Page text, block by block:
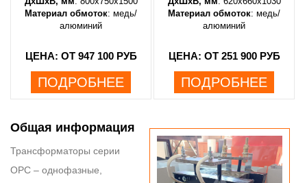
Материал обмоток: медь/
алюминий
ЦЕНА: ОТ 947 100 РУБ
ПОДРОБНЕЕ
Материал обмоток: медь/
алюминий
ЦЕНА: ОТ 251 900 РУБ
ПОДРОБНЕЕ
Общая информация
Трансформаторы серии
ОРС – однофазные,